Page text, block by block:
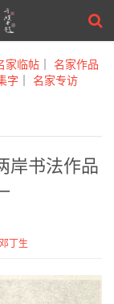
家临帖 ｜ 名家作品
字 ｜ 名家专访
岸书法作品
邓丁生